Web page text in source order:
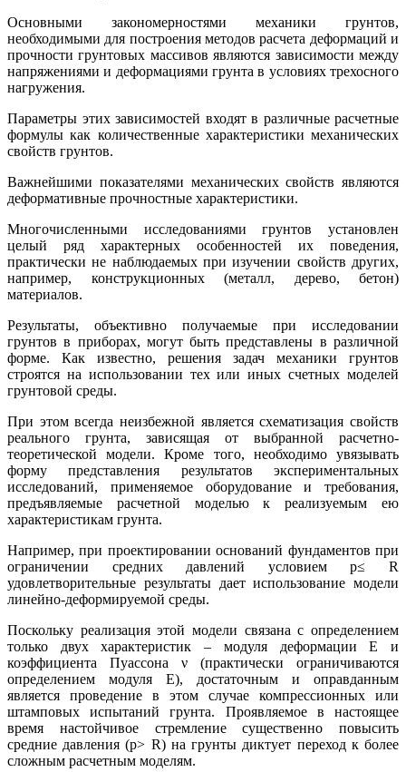
Основными закономерностями механики грунтов,
необходимыми для построения методов расчета деформаций и
прочности грунтовых массивов являются зависимости между
напряжениями и деформациями грунта в условиях трехосного
нагружения.
Параметры этих зависимостей входят в различные расчетные
формулы как количественные характеристики механических
свойств грунтов.
Важнейшими показателями механических свойств являются
деформативные прочностные характеристики.
Многочисленными исследованиями грунтов установлен
целый ряд характерных особенностей их поведения,
практически не наблюдаемых при изучении свойств других,
например, конструкционных (металл, дерево, бетон)
материалов.
Результаты, объективно получаемые при исследовании
грунтов в приборах, могут быть представлены в различной
форме. Как известно, решения задач механики грунтов
строятся на использовании тех или иных счетных моделей
грунтовой среды.
При этом всегда неизбежной является схематизация свойств
реального грунта, зависящая от выбранной расчетно-
теоретической модели. Кроме того, необходимо увязывать
форму представления результатов экспериментальных
исследований, применяемое оборудование и требования,
предъявляемые расчетной моделью к реализуемым ею
характеристикам грунта.
Например, при проектировании оснований фундаментов при
ограничении средних давлений условием p≤ R
удовлетворительные результаты дает использование модели
линейно-деформируемой среды.
Поскольку реализация этой модели связана с определением
только двух характеристик – модуля деформации Е и
коэффициента Пуассона ν (практически ограничиваются
определением модуля Е), достаточным и оправданным
является проведение в этом случае компрессионных или
штамповых испытаний грунта. Проявляемое в настоящее
время настойчивое стремление существенно повысить
средние давления (p> R) на грунты диктует переход к более
сложным расчетным моделям.